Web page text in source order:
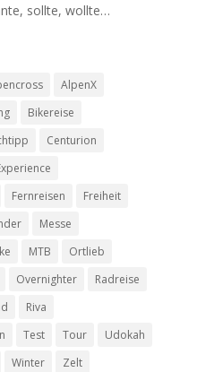
sollte, wollte…
AlpenX
Bikereise
Centurion
Fernreisen
Freiheit
Messe
MTB
Ortlieb
Overnighter
Radreise
Riva
Test Tour
Udokah
Winter Zelt